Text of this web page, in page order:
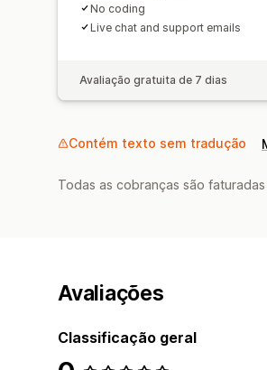
No coding
Live chat and support emails
Avaliação gratuita de 7 dias
Contém texto sem tradução
Todas as cobranças são
Avaliações
Classificação geral